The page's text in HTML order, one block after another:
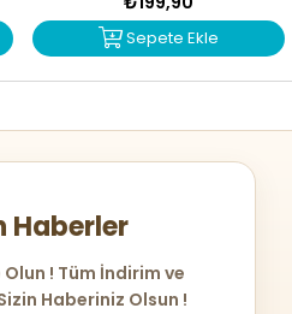
Sepete Ekle
Haberler
! Tüm İndirim ve
Haberiniz Olsun !